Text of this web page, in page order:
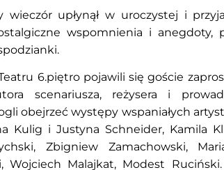
wieczór upłynął w uroczystej i
wspomnienia i anegdoty,
6.piętro pojawili się goście
scenariusza, reżysera i
obejrzeć występy wspaniałych
Kulig i Justyna Schneider, Kamila
Zbigniew Zamachowski,
Wojciech Malajkat, Modest